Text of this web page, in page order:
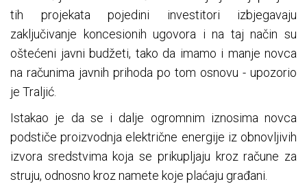
tih projekata pojedini investitori izbjegavaju
zaključivanje koncesionih ugovora i na taj način su
oštećeni javni budžeti, tako da imamo i manje novca
na računima javnih prihoda po tom osnovu - upozorio
je Traljić.
Istakao je da se i dalje ogromnim iznosima novca
podstiče proizvodnja električne energije iz obnovljivih
izvora sredstvima koja se prikupljaju kroz račune za
struju, odnosno kroz namete koje plaćaju građani.